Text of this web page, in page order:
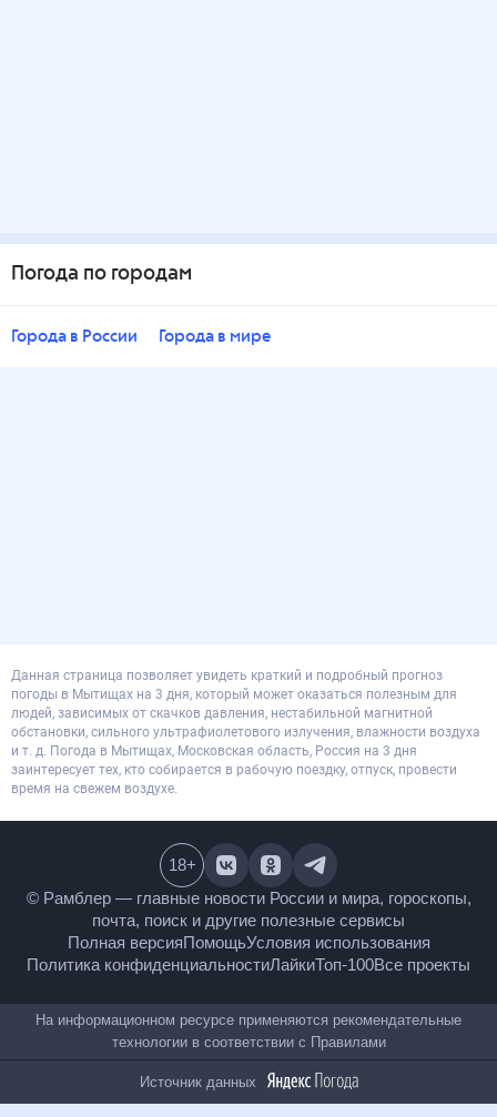
Погода по городам
Города в России Города в мире
Данная страница позволяет увидеть краткий и подробный прогноз
погоды в Мытищах на 3 дня, который может оказаться полезным для
людей, зависимых от скачков давления, нестабильной магнитной
обстановки, сильного ультрафиолетового излучения, влажности воздуха
и т. д. Погода в Мытищах, Московская область, Россия на 3 дня
заинтересует тех, кто собирается в рабочую поездку, отпуск, провести
время на свежем воздухе.
© Рамблер — главные новости России и мира,
гороскопы, почта, поиск и другие полезные сервисы
Полная версияПомощьУсловия использования
Политика конфиденциальностиЛайкиТоп-100
18+
На информационном ресурсе применяются
рекомендательные технологии в соответствии сПравилами
Источник данных